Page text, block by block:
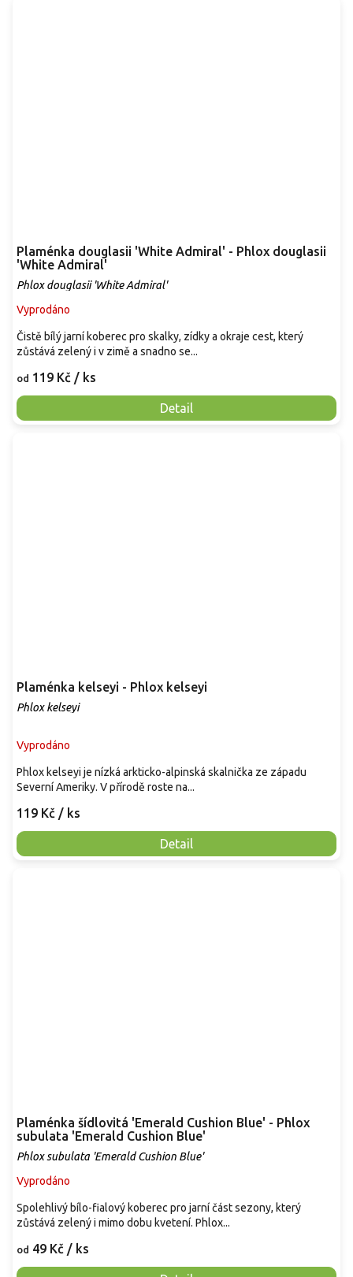
Plaménka douglasii 'White Admiral' - Phlox douglasii
'White Admiral'
Phlox douglasii 'White Admiral'
Vyprodáno
od 119 Kč / ks
Detail
Čistě bílý jarní koberec pro skalky, zídky a okraje cest, který
zůstává zelený i v zimě a snadno se...
Plaménka kelseyi - Phlox kelseyi
Phlox kelseyi
Vyprodáno
119 Kč / ks
Detail
Phlox kelseyi je nízká arkticko-alpinská skalnička ze západu
Severní Ameriky. V přírodě roste na...
Plaménka šídlovitá 'Emerald Cushion Blue' - Phlox
subulata 'Emerald Cushion Blue'
Phlox subulata 'Emerald Cushion Blue'
Vyprodáno
od 49 Kč / ks
Spolehlivý bílo-fialový koberec pro jarní část sezony, který
zůstává zelený i mimo dobu kvetení. Phlox...